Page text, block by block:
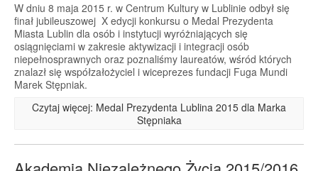
W dniu 8 maja 2015 r. w Centrum Kultury w Lublinie odbył się
finał jubileuszowej X edycji konkursu o Medal Prezydenta
Miasta Lublin dla osób i instytucji wyróżniających się
osiągnięciami w zakresie aktywizacji i integracji osób
niepełnosprawnych oraz poznaliśmy laureatów, wśród których
znalazł się współzałożyciel i wiceprezes fundacji Fuga Mundi
Marek Stępniak.
Czytaj więcej: Medal Prezydenta Lublina 2015 dla Marka
Stępniaka